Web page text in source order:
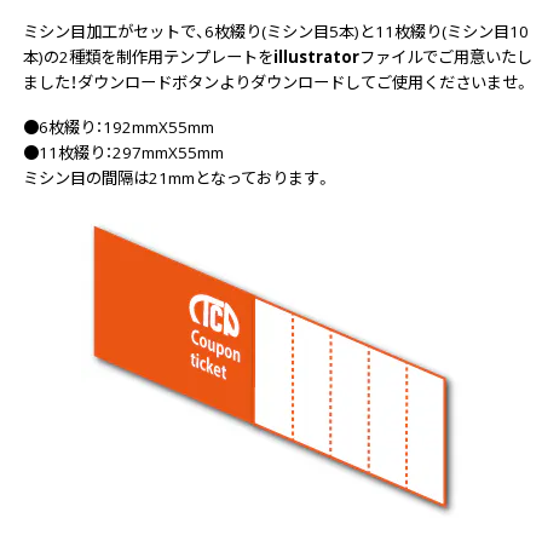
ミシン目加工がセットで、6枚綴り(ミシン目5本)と11枚綴り(ミシン目10
本)の2種類を制作用テンプレートをillustratorファイルでご用意いたし
ました！ダウンロードボタンよりダウンロードしてご使用くださいませ。
●6枚綴り：192mmX55mm
●11枚綴り：297mmX55mm
ミシン目の間隔は21mmとなっております。
画面表示操作
ユーザー登録ログイン
入稿
校正・印刷
変更・キャンセル
商品別のよくある質問